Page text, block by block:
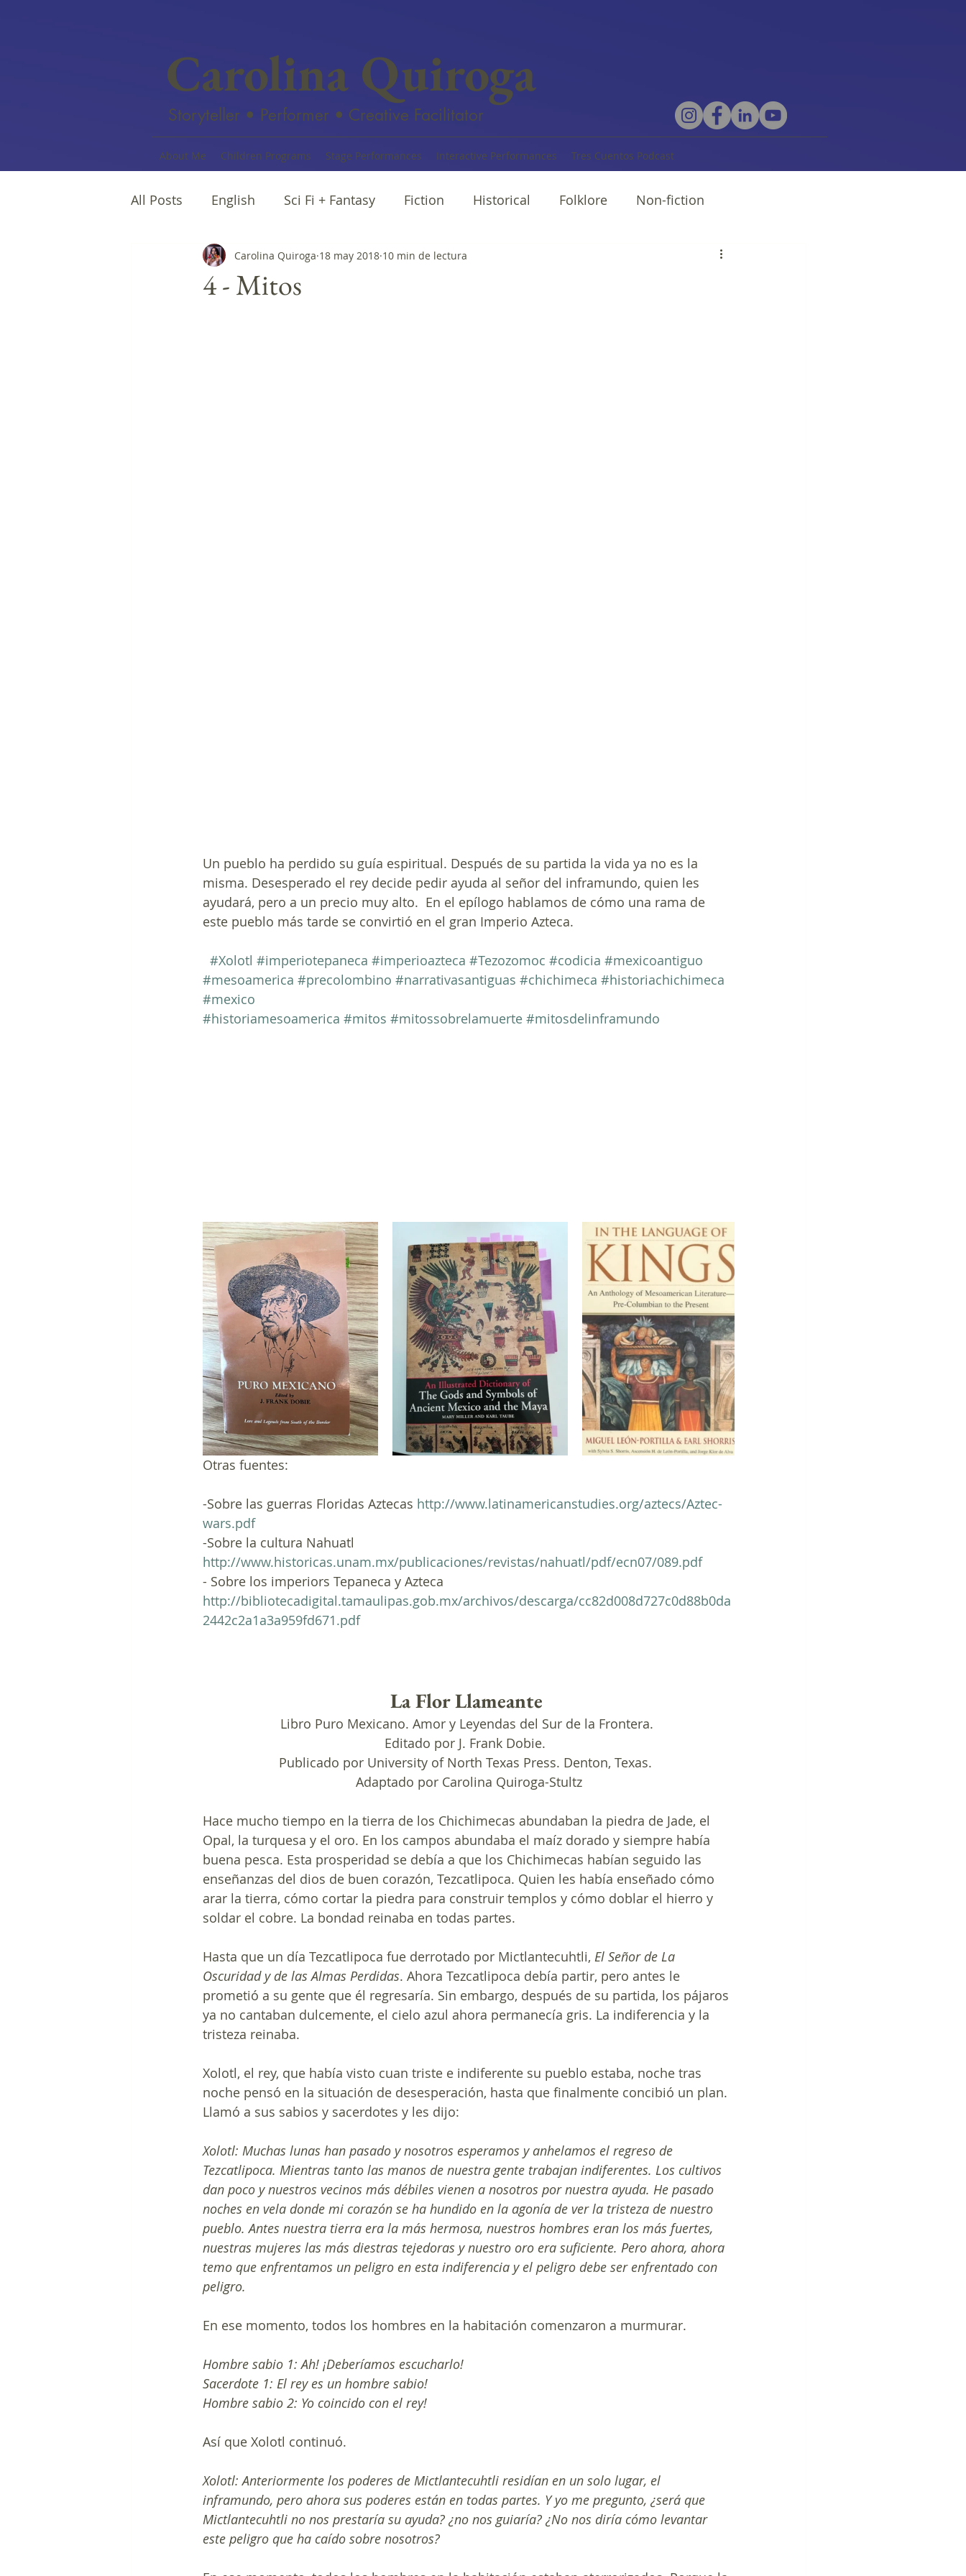
Carolina Quiroga
Storyteller • Performer • Creative Facilitator
About Me Children Programs Stage Performances Interactive Performances Tres Cuentos Podcast
All Posts English Sci Fi + Fantasy Fiction Historical Folklore Non-fiction
Female writers Afro Narratives Cuentos
4 - Mitos
Carolina Quiroga 18 may 2018 10 min de lectura
Un pueblo ha perdido su guía espiritual. Después de su partida la vida ya no es la
misma. Desesperado el rey decide pedir ayuda al señor del inframundo, quien les
ayudará, pero a un precio muy alto.  En el epílogo hablamos de cómo una rama de
este pueblo más tarde se convirtió en el gran Imperio Azteca.
#Xolotl #imperiotepaneca #imperioazteca #Tezozomoc #codicia #mexicoantiguo
#mesoamerica #precolombino #narrativasantiguas #chichimeca #historiachichimeca
#mexico
#historiamesoamerica #mitos #mitossobrelamuerte #mitosdelinframundo
Otras fuentes:
-Sobre las guerras Floridas Aztecas http://www.latinamericanstudies.org/aztecs/Aztec-
wars.pdf
-Sobre la cultura Nahuatl
http://www.historicas.unam.mx/publicaciones/revistas/nahuatl/pdf/ecn07/089.pdf
- Sobre los imperiors Tepaneca y Azteca
http://bibliotecadigital.tamaulipas.gob.mx/archivos/descarga/cc82d008d727c0d88b0da
2442c2a1a3a959fd671.pdf
La Flor Llameante
Libro Puro Mexicano. Amor y Leyendas del Sur de la Frontera.
Editado por J. Frank Dobie.
Publicado por University of North Texas Press. Denton, Texas.
Adaptado por Carolina Quiroga-Stultz
Hace mucho tiempo en la tierra de los Chichimecas abundaban la piedra de Jade, el
Opal, la turquesa y el oro. En los campos abundaba el maíz dorado y siempre había
buena pesca. Esta prosperidad se debía a que los Chichimecas habían seguido las
enseñanzas del dios de buen corazón, Tezcatlipoca. Quien les había enseñado cómo
arar la tierra, cómo cortar la piedra para construir templos y cómo doblar el hierro y
soldar el cobre. La bondad reinaba en todas partes.
Hasta que un día Tezcatlipoca fue derrotado por Mictlantecuhtli, El Señor de La
Oscuridad y de las Almas Perdidas. Ahora Tezcatlipoca debía partir, pero antes le
prometió a su gente que él regresaría. Sin embargo, después de su partida, los pájaros
ya no cantaban dulcemente, el cielo azul ahora permanecía gris. La indiferencia y la
tristeza reinaba.
Xolotl, el rey, que había visto cuan triste e indiferente su pueblo estaba, noche tras
noche pensó en la situación de desesperación, hasta que finalmente concibió un plan.
Llamó a sus sabios y sacerdotes y les dijo:
Xolotl: Muchas lunas han pasado y nosotros esperamos y anhelamos el regreso de
Tezcatlipoca. Mientras tanto las manos de nuestra gente trabajan indiferentes. Los cultivos
dan poco y nuestros vecinos más débiles vienen a nosotros por nuestra ayuda. He pasado
noches en vela donde mi corazón se ha hundido en la agonía de ver la tristeza de nuestro
pueblo. Antes nuestra tierra era la más hermosa, nuestros hombres eran los más fuertes,
nuestras mujeres las más diestras tejedoras y nuestro oro era suficiente. Pero ahora, ahora
temo que enfrentamos un peligro en esta indiferencia y el peligro debe ser enfrentado con
peligro.
En ese momento, todos los hombres en la habitación comenzaron a murmurar.
Hombre sabio 1: Ah! ¡Deberíamos escucharlo!
Sacerdote 1: El rey es un hombre sabio!
Hombre sabio 2: Yo coincido con el rey!
Así que Xolotl continuó.
Xolotl: Anteriormente los poderes de Mictlantecuhtli residían en un solo lugar, el
inframundo, pero ahora sus poderes están en todas partes. Y yo me pregunto, ¿será que
Mictlantecuhtli no nos prestaría su ayuda? ¿no nos guiaría? ¿No nos diría cómo levantar
este peligro que ha caído sobre nosotros?